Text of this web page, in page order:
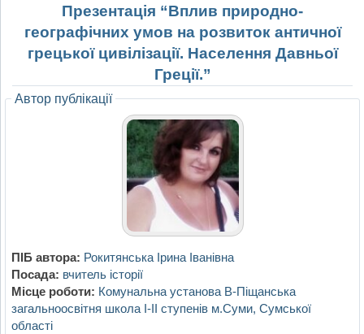
Презентація “Вплив природно-
географічних умов на розвиток античної
грецької цивілізації. Населення Давньої
Греції.”
Автор публікації
ПІБ автора: Рокитянська Ірина Іванівна
Посада: вчитель історії
Місце роботи: Комунальна установа В-Піщанська
загальноосвітня школа І-ІІ ступенів м.Суми, Сумської
області